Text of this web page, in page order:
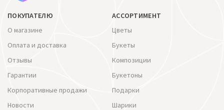
ПОКУПАТЕЛЮ
О магазине
Оплата и доставка
Отзывы
Гарантии
Корпоративные продажи
Новости
АССОРТИМЕНТ
Цветы
Букеты
Композиции
Букетоны
Подарки
Шарики